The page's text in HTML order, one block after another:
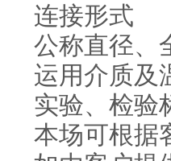
连接形式
公称直径、
运用介质及
实验、检验
本场可根据